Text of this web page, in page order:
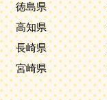
徳島県
高知県
長崎県
宮崎県